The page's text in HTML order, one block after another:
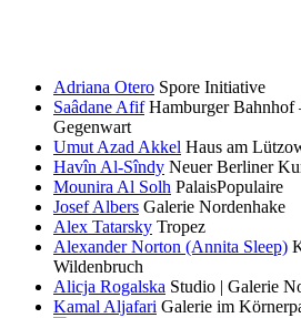
Adriana Otero Spore Initiative
Saâdane Afif Hamburger Bahnhof
Gegenwart
Umut Azad Akkel Haus am
Havîn Al-Sîndy Neuer Berliner
Mounira Al Solh PalaisPopulaire
Josef Albers Galerie Nordenhake
Alex Tatarsky Tropez
Alexander Norton (Annita Sleep)
Wildenbruch
Alicja Rogalska Studio | Galerie
Kamal Aljafari Galerie im